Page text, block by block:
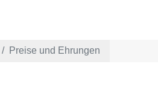
Preise und Ehrungen